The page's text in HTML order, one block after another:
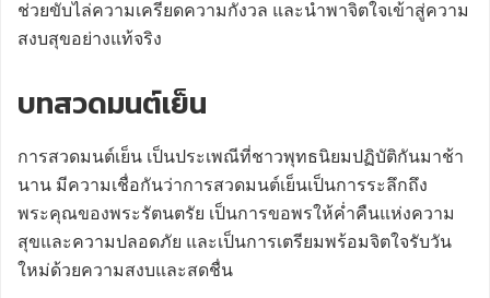
ช่วยขับไล่ความเครียดความกังวล และนำพาจิตใจเข้าสู่ความ
สงบสุขอย่างแท้จริง
บทสวดมนต์เย็น
การสวดมนต์เย็น เป็นประเพณีที่ชาวพุทธนิยมปฏิบัติกันมาช้า
นาน มีความเชื่อกันว่าการสวดมนต์เย็นเป็นการระลึกถึง
พระคุณของพระรัตนตรัย เป็นการขอพรให้ค่ำคืนแห่งความ
สุขและความปลอดภัย และเป็นการเตรียมพร้อมจิตใจรับวัน
ใหม่ด้วยความสงบและสดชื่น